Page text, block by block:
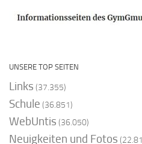
UNSERE TOP SEITEN
Links (37.355)
Schule (36.851)
WebUntis (36.050)
Neuigkeiten und Fotos